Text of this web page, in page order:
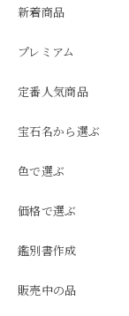
新着商品
プレミアム
定番人気商品
宝石名から選ぶ
色で選ぶ
価格で選ぶ
鑑別書作成
販売中の品